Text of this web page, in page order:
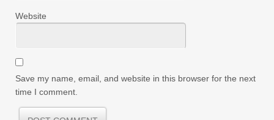
Website
Save my name, email, and website in this browser for the next
time I comment.